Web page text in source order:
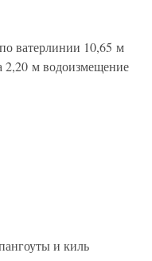
ватерлинии 10,65 м
2,20 м водоизмещение
и киль